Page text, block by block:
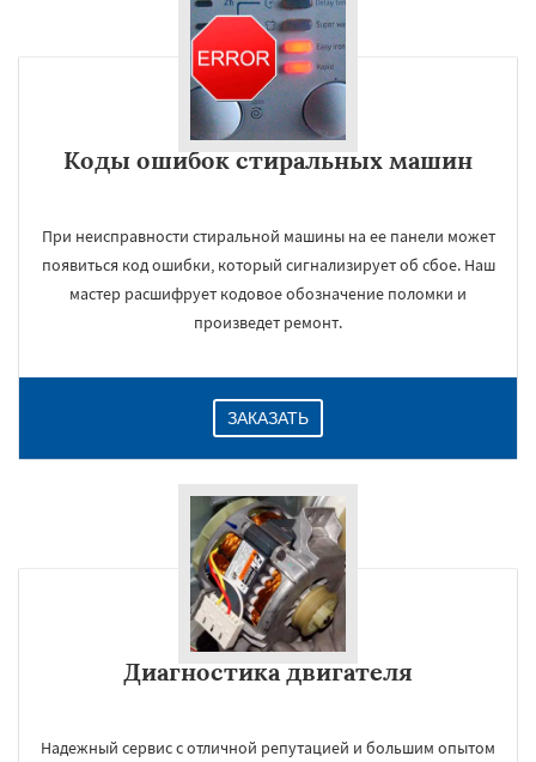
Коды ошибок стиральных машин
При неисправности стиральной машины на ее панели может
появиться код ошибки, который сигнализирует об сбое. Наш
мастер расшифрует кодовое обозначение поломки и
произведет ремонт.
ЗАКАЗАТЬ
Диагностика двигателя
Надежный сервис с отличной репутацией и большим опытом